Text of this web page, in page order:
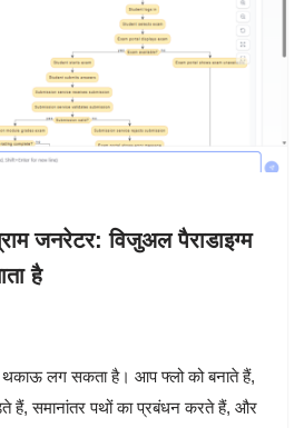
जनरेटर: विजुअल पैराडाइग्म
है
थकाऊ लग सकता है। आप फ्लो को बनाते हैं,
हैं, समानांतर पथों का प्रबंधन करते हैं, और